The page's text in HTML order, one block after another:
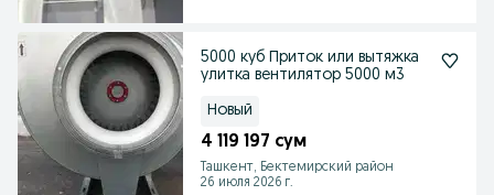
5000 куб Приток или вытяжка
улитка вентилятор 5000 м3
Новый
4 119 197 сум
Ташкент, Бектемирский район
26 июля 2026 г.